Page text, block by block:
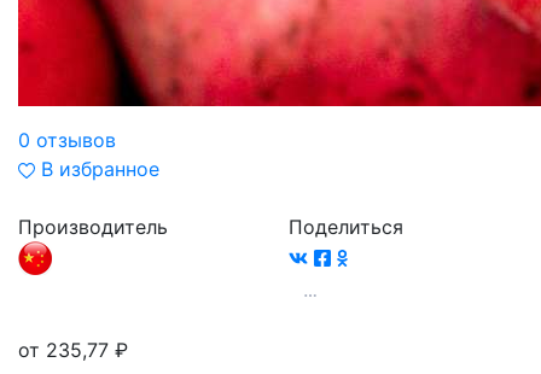
0 отзывов
В избранное
Производитель Поделиться
от 235,77 ₽